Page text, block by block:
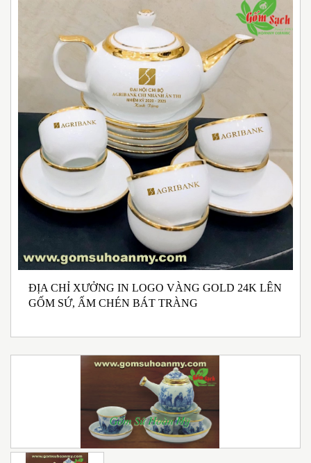
ĐỊA CHỈ XƯỞNG IN LOGO VÀNG GOLD 24K LÊN
GỐM SỨ, ẤM CHÉN BÁT TRÀNG